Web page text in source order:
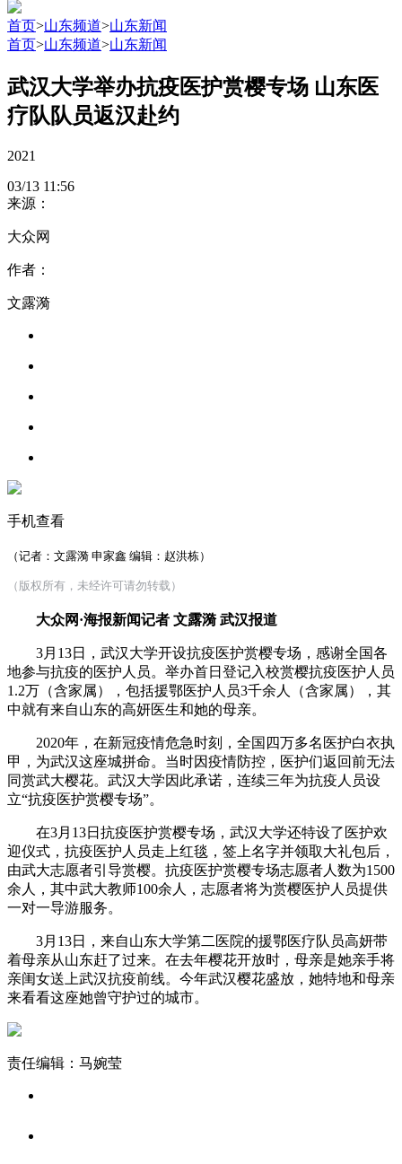
首页>山东频道>山东新闻
首页>山东频道>山东新闻
武汉大学举办抗疫医护赏樱专场 山东医
疗队队员返汉赴约
2021
03/13 11:56
来源：
大众网
作者：
文露漪
手机查看
（记者：文露漪 申家鑫 编辑：赵洪栋）
（版权所有，未经许可请勿转载）
大众网·海报新闻记者 文露漪 武汉报道
3月13日，武汉大学开设抗疫医护赏樱专场，感谢全国各
地参与抗疫的医护人员。举办首日登记入校赏樱抗疫医护人员
1.2万（含家属），包括援鄂医护人员3千余人（含家属），其
中就有来自山东的高妍医生和她的母亲。
2020年，在新冠疫情危急时刻，全国四万多名医护白衣执
甲，为武汉这座城拼命。当时因疫情防控，医护们返回前无法
同赏武大樱花。武汉大学因此承诺，连续三年为抗疫人员设
立“抗疫医护赏樱专场”。
在3月13日抗疫医护赏樱专场，武汉大学还特设了医护欢
迎仪式，抗疫医护人员走上红毯，签上名字并领取大礼包后，
由武大志愿者引导赏樱。抗疫医护赏樱专场志愿者人数为1500
余人，其中武大教师100余人，志愿者将为赏樱医护人员提供
一对一导游服务。
3月13日，来自山东大学第二医院的援鄂医疗队员高妍带
着母亲从山东赶了过来。在去年樱花开放时，母亲是她亲手将
亲闺女送上武汉抗疫前线。今年武汉樱花盛放，她特地和母亲
来看看这座她曾守护过的城市。
责任编辑：马婉莹